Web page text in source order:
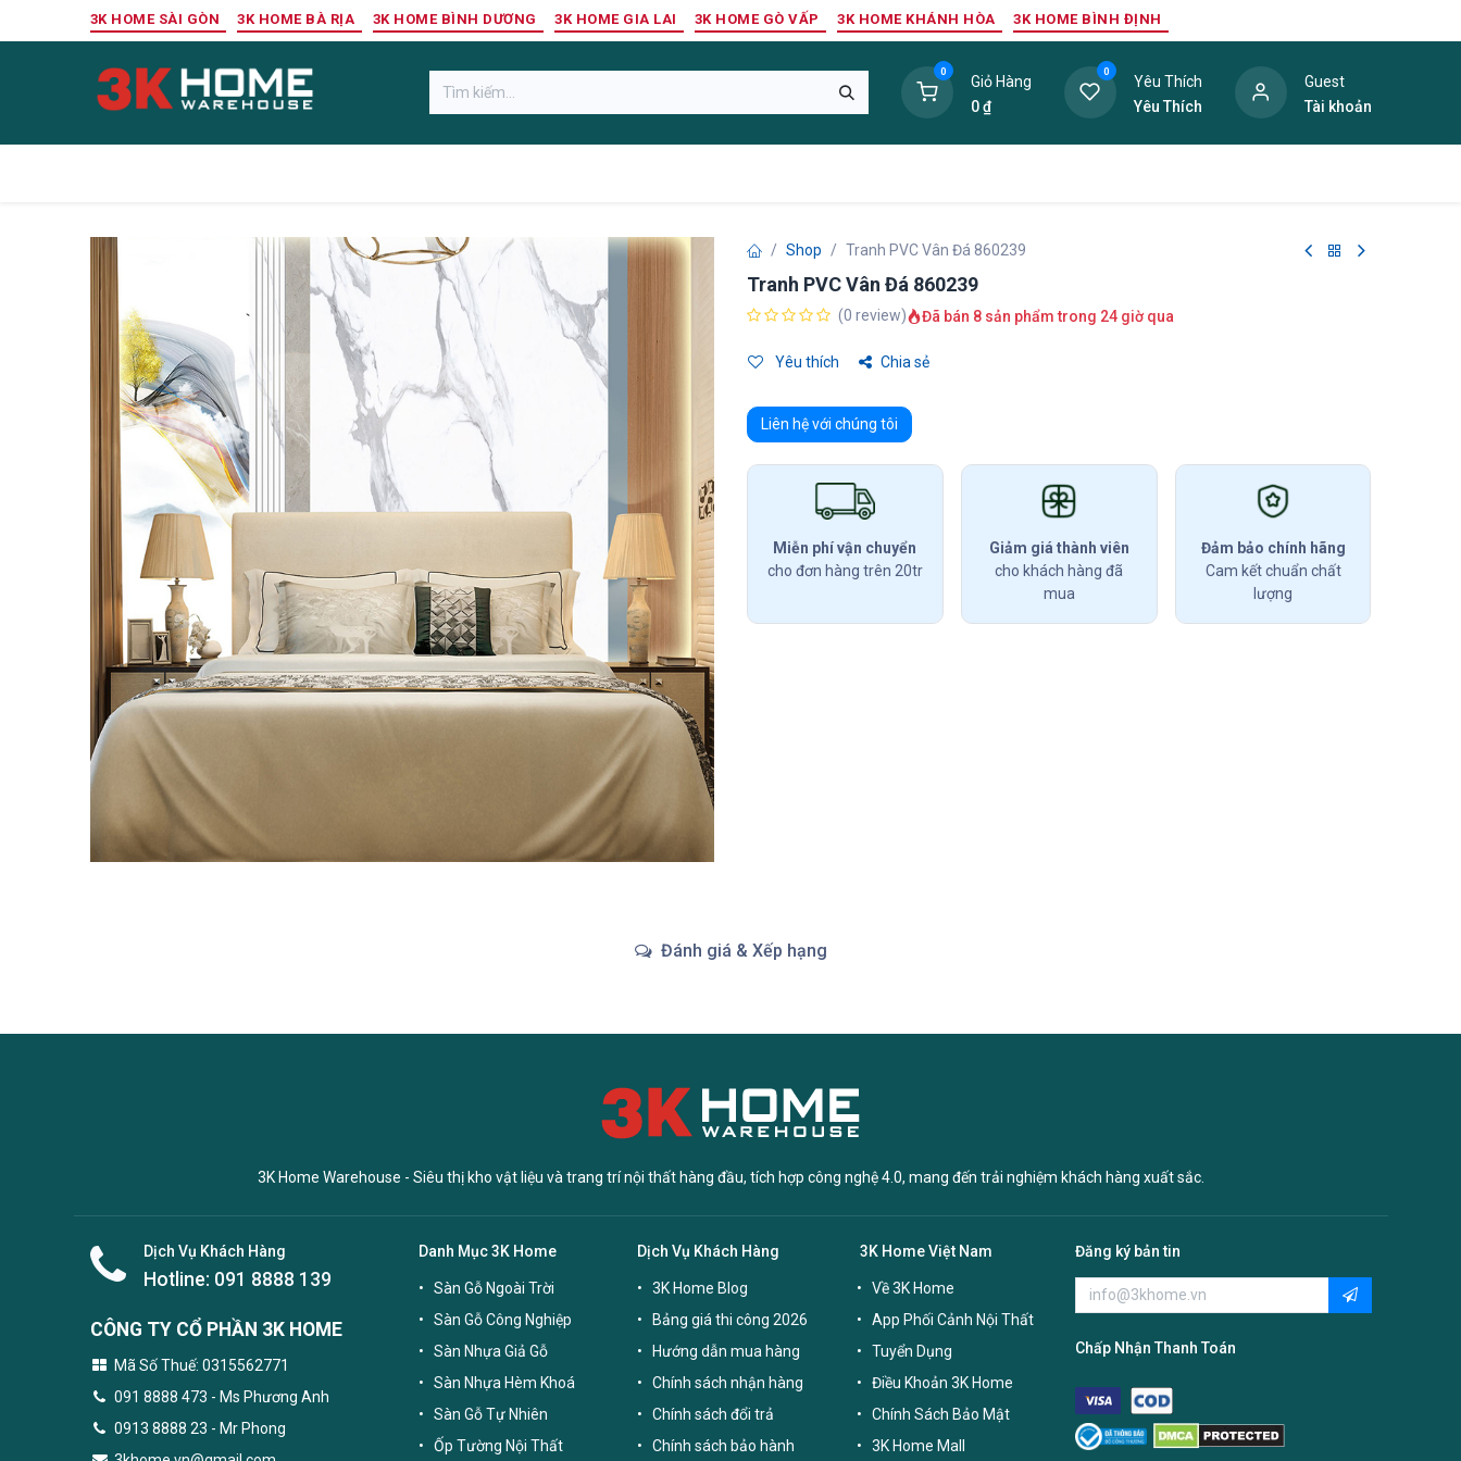
3K HOME SÀI GÒN 3K HOME BÀ RỊA 3K HOME BÌNH DƯƠNG 3K HOME GIA LAI 3K HOME GÒ VẤP 3K HOME KHÁNH HÒA 3K HOME BÌNH ĐỊNH
0
Giỏ Hàng
0₫
0
Yêu Thích
Yêu Thích
Guest
Tài khoản
Shop Tranh PVC Vân Đá 860239
Tranh PVC Vân Đá 860239
(0 review) Đã bán 8 sản phẩm trong 24 giờ qua
Yêu thích Chia sẻ
Liên hệ với chúng tôi
Miễn phí vận chuyển
cho đơn hàng trên 20tr
Giảm giá thành viên
cho khách hàng đã
mua
Đảm bảo chính hãng
Cam kết chuẩn chất
lượng
Đánh giá & Xếp hạng
3K Home Warehouse - Siêu thị kho vật liệu và trang trí nội thất hàng đầu, tích hợp công nghệ 4.0, mang đến trải nghiệm khách hàng xuất sắc.
Dịch Vụ Khách Hàng
Hotline: 091 8888 139
CÔNG TY CỔ PHẦN 3K HOME
Mã Số Thuế: 0315562771
091 8888 473 - Ms Phương Anh
0913 8888 23 - Mr Phong
Danh Mục 3K Home
Sàn Gỗ Ngoài Trời
Sàn Gỗ Công Nghiệp
Sàn Nhựa Giả Gỗ
Sàn Nhựa Hèm Khoá
Sàn Gỗ Tự Nhiên
Ốp Tường Nội Thất
Dịch Vụ Khách Hàng
3K Home Blog
Bảng giá thi công 2026
Hướng dẫn mua hàng
Chính sách nhận hàng
Chính sách đổi trả
Chính sách bảo hành
3K Home Việt Nam
Về 3K Home
App Phối Cảnh Nội Thất
Tuyển Dụng
Điều Khoản 3K Home
Chính Sách Bảo Mật
3K Home Mall
Đăng ký bản tin
Chấp Nhận Thanh Toán